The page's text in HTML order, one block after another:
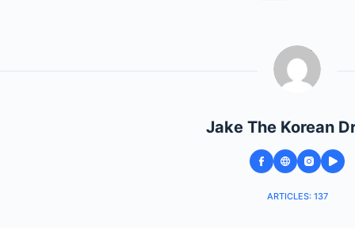
Jake The Korean
ARTICLES: 137